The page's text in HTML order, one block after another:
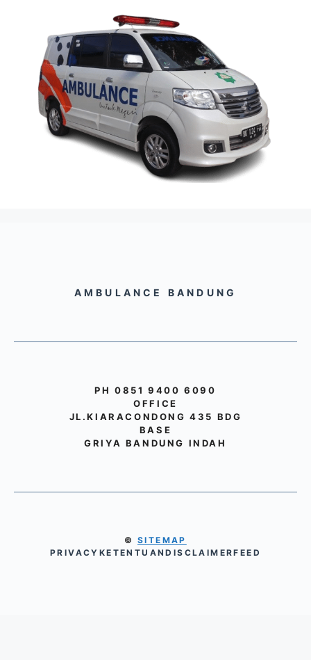
AMBULANCE BANDUNG
PH 0851 9400 6090
OFFICE
JL.KIARACONDONG 435 BDG
BASE
GRIYA BANDUNG INDAH
© SITEMAP
PRIVACY KETENTUANDISCLAIMERFEED